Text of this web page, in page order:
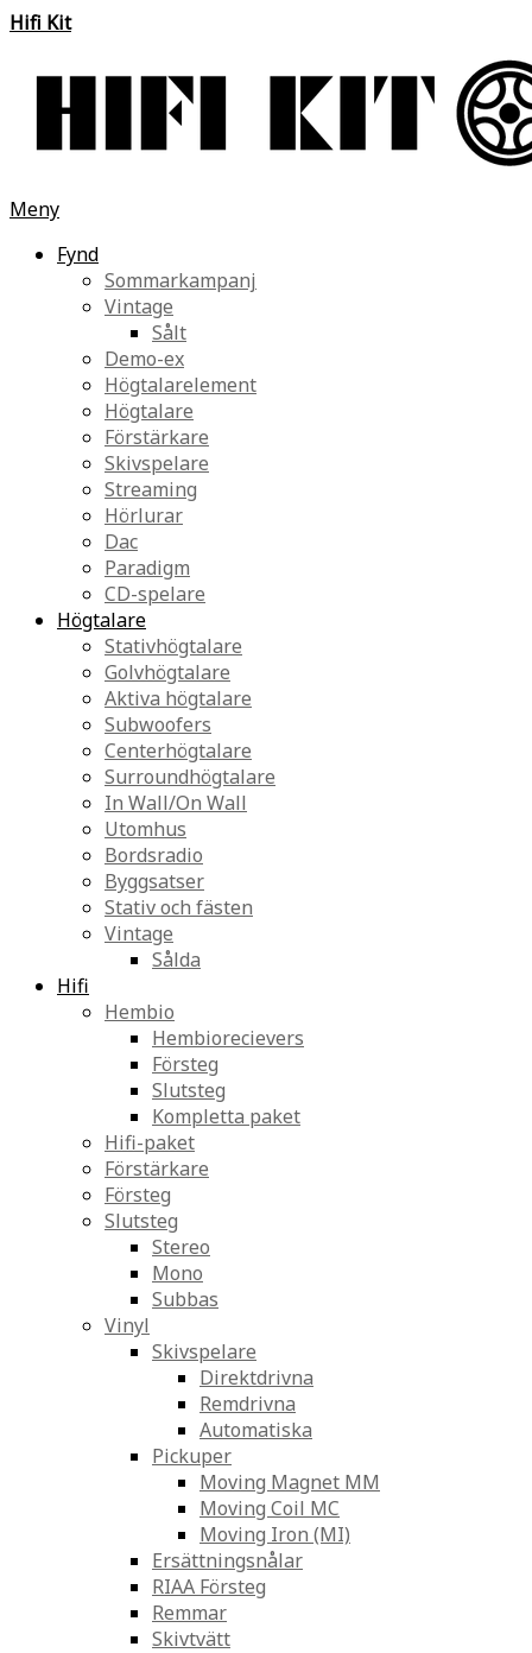
Hifi Kit
Meny
Fynd
Sommarkampanj
Vintage
Sålt
Demo-ex
Högtalarelement
Högtalare
Förstärkare
Skivspelare
Streaming
Hörlurar
Dac
Paradigm
CD-spelare
Högtalare
Stativhögtalare
Golvhögtalare
Aktiva högtalare
Subwoofers
Centerhögtalare
Surroundhögtalare
In Wall/On Wall
Utomhus
Bordsradio
Byggsatser
Stativ och fästen
Vintage
Sålda
Hifi
Hembio
Hembiorecievers
Försteg
Slutsteg
Kompletta paket
Hifi-paket
Förstärkare
Försteg
Slutsteg
Stereo
Mono
Subbas
Vinyl
Skivspelare
Direktdrivna
Remdrivna
Automatiska
Pickuper
Moving Magnet MM
Moving Coil MC
Moving Iron (MI)
Ersättningsnålar
RIAA Försteg
Remmar
Skivtvätt